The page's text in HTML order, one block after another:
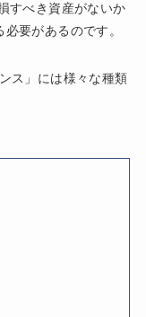
すべき資産がないか
要があるのです。
ス」には様々な種類